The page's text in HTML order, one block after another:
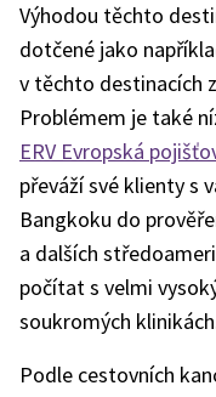
Výhodou těchto
dotčené jako
v těchto destinacích
Problémem je také
ERV Evropská
převáží své klienty s
Bangkoku do
a dalších
počítat s velmi
soukromých
Podle cestovních